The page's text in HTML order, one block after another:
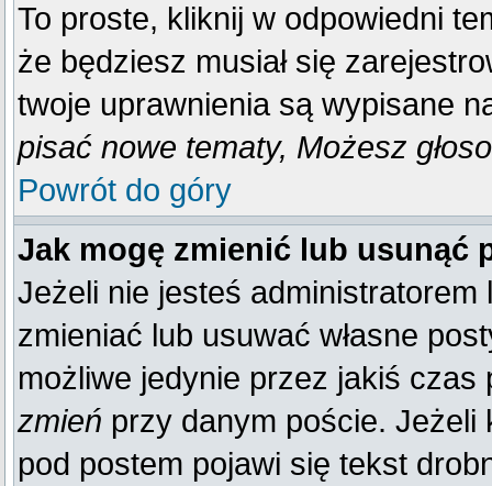
To proste, kliknij w odpowiedni
że będziesz musiał się
twoje uprawnienia są wypisane
pisać nowe tematy, Możesz
Powrót do góry
Jak mogę zmienić lub usunąć
Jeżeli nie jesteś
zmieniać lub usuwać własne
możliwe jedynie przez jakiś
zmień przy danym poście. Jeżeli
pod postem pojawi się tekst